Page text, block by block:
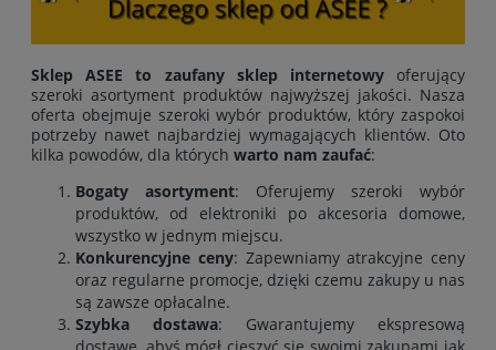
Sklep ASEE to zaufany sklep internetowyoferujący
szeroki asortyment produktów najwyższej jakości. Nasza
oferta obejmuje szeroki wybór produktów, który zaspokoi
potrzeby nawet najbardziej wymagających klientów. Oto
kilka powodów, dla których warto nam zaufać:
Bogaty asortyment: Oferujemy szeroki wybór
produktów, od elektroniki po akcesoria domowe,
wszystko w jednym miejscu.
Konkurencyjne ceny: Zapewniamy atrakcyjne ceny
oraz regularne promocje, dzięki czemu zakupy u nas
są zawsze opłacalne.
Szybka dostawa: Gwarantujemy ekspresową
dostawę, abyś mógł cieszyć się swoimi zakupami jak